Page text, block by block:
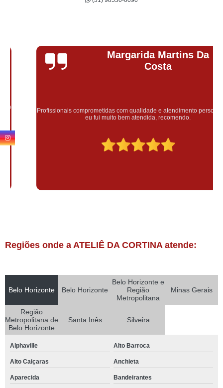
Margarida Martins Da
Costa
Profissionais comprometidas com qualidade e atendimento personalizado,
eu fui muito bem atendida, recomendo.
Regiões onde a ATELIÊ DA CORTINA atende:
Belo Horizonte Belo Horizonte
Belo Horizonte e
Região
Metropolitana
Minas Gerais
Região
Metropolitana de
Belo Horizonte
Santa Inês Silveira
Alphaville Alto Barroca
Alto Caiçaras Anchieta
Aparecida Bandeirantes